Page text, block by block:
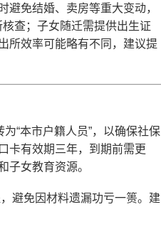
避免结婚、卖房等重大变动，
查；子女随迁需提供出生证
所效率可能略有不同，建议提
“本市户籍人员”，以确保社保
卡有效期三年，到期前需更
子女教育资源。
避免因材料遗漏功亏一篑。建